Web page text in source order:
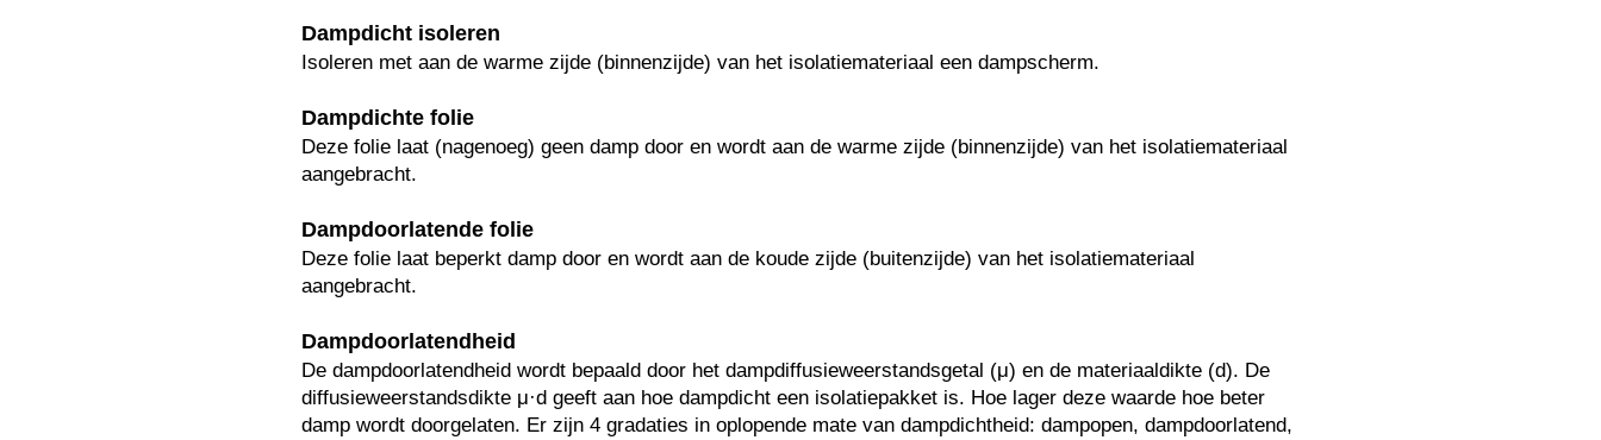
Dampdicht isoleren
Isoleren met aan de warme zijde (binnenzijde) van het isolatiemateriaal een dampscherm.
Dampdichte folie
Deze folie laat (nagenoeg) geen damp door en wordt aan de warme zijde (binnenzijde) van het isolatiemateriaal
aangebracht.
Dampdoorlatende folie
Deze folie laat beperkt damp door en wordt aan de koude zijde (buitenzijde) van het isolatiemateriaal
aangebracht.
Dampdoorlatendheid
De dampdoorlatendheid wordt bepaald door het dampdiffusieweerstandsgetal (μ) en de materiaaldikte (d). De
diffusieweerstandsdikte μ·d geeft aan hoe dampdicht een isolatiepakket is. Hoe lager deze waarde hoe beter
damp wordt doorgelaten. Er zijn 4 gradaties in oplopende mate van dampdichtheid: dampopen, dampdoorlatend,